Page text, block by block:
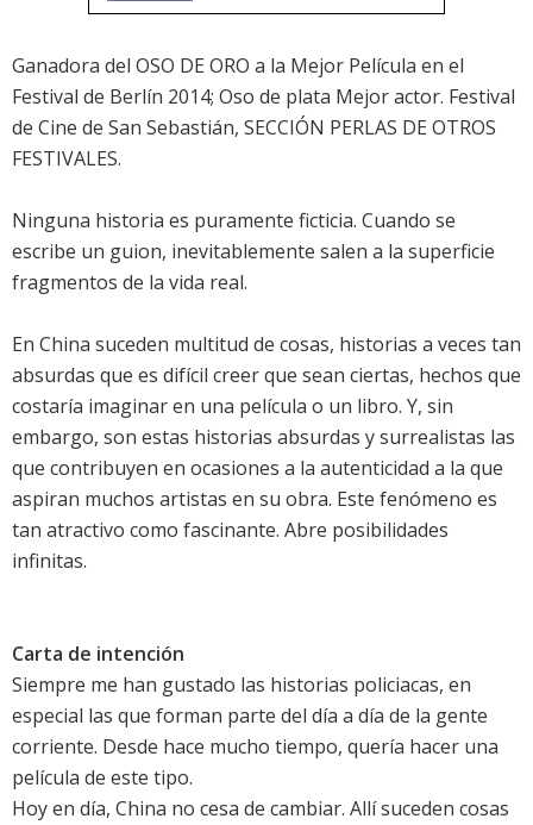
Ganadora del OSO DE ORO a la Mejor Película en el
Festival de Berlín 2014; Oso de plata Mejor actor. Festival
de Cine de San Sebastián, SECCIÓN PERLAS DE OTROS
FESTIVALES.
Ninguna historia es puramente ficticia. Cuando se
escribe un guion, inevitablemente salen a la superficie
fragmentos de la vida real.
En China suceden multitud de cosas, historias a veces tan
absurdas que es difícil creer que sean ciertas, hechos que
costaría imaginar en una película o un libro. Y, sin
embargo, son estas historias absurdas y surrealistas las
que contribuyen en ocasiones a la autenticidad a la que
aspiran muchos artistas en su obra. Este fenómeno es
tan atractivo como fascinante. Abre posibilidades
infinitas.
Carta de intención
Siempre me han gustado las historias policiacas, en
especial las que forman parte del día a día de la gente
corriente. Desde hace mucho tiempo, quería hacer una
película de este tipo.
Hoy en día, China no cesa de cambiar. Allí suceden cosas